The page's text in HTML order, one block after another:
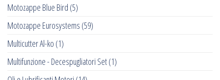
Motozappe Blue Bird (5)
Motozappe Eurosystems (59)
Multicutter Al-ko (1)
Multifunzione - Decespugliatori Set(1)